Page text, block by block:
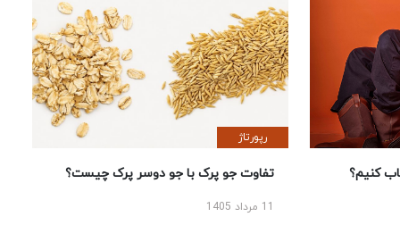
کنیم؟
رپورتاژ
تفاوت جو پرک با جو دوسر پرک چیست؟